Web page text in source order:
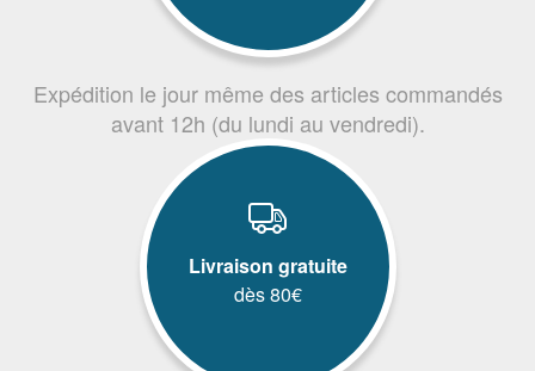
Expédition le jour même des articles commandés
avant 12h (du lundi au vendredi).
Livraison gratuite
dès 80€